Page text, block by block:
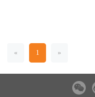
« 1 »